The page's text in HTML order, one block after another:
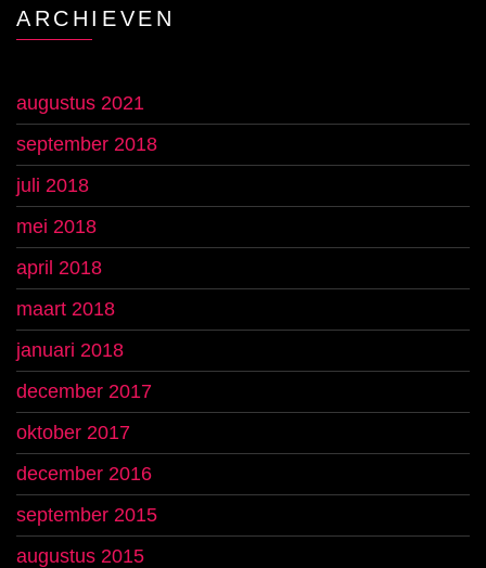
ARCHIEVEN
augustus 2021
september 2018
juli 2018
mei 2018
april 2018
maart 2018
januari 2018
december 2017
oktober 2017
december 2016
september 2015
augustus 2015